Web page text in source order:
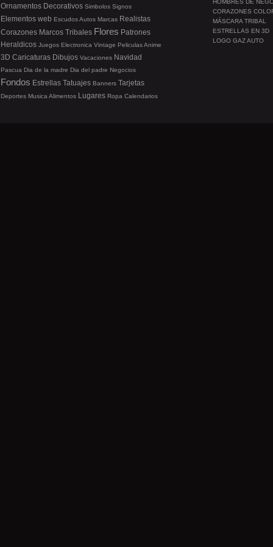
HOMBRES DE
CORAZONES
MÁSCARA TRIBAL
ESTRELLAS EN 3D
LOGO GAZ AUTO
Ornamentos Decorativos Simbolos Signos
Elementos web EscudosAutos Marcas Realistas
Corazones Marcos Tribales Flores Patrones
Heraldicos Juegos Electronica Vintage PeliculasAnime
3D Caricaturas Dibujos Vacaciones Navidad
Pascua Dia de la madre Dia del padre Negocios
Fondos Estrellas Tatuajes Banners Tarjetas
Deportes Musica Alimentos Lugares Ropa Calendarios